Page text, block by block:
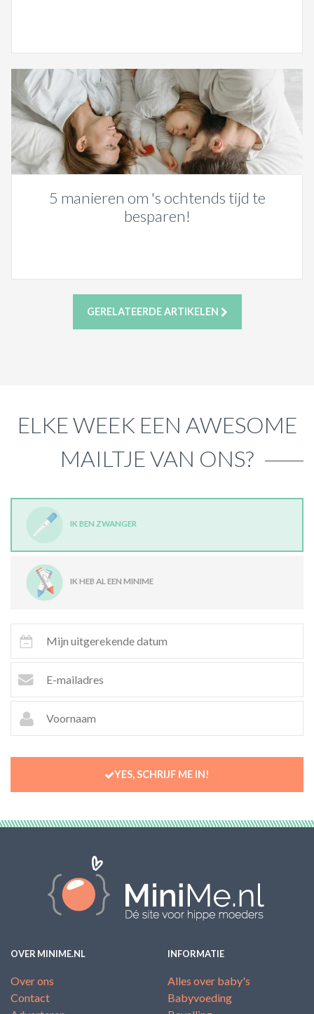
5 manieren om 's ochtends tijd te
besparen!
GERELATEERDE ARTIKELEN
ELKE WEEK EEN AWESOME
MAILTJE VAN ONS?
IK BEN ZWANGER
IK HEB AL EEN MINIME
YES, SCHRIJF ME IN!
OVER MINIME.NL
Over ons
Contact
INFORMATIE
Alles over baby's
Babyvoeding